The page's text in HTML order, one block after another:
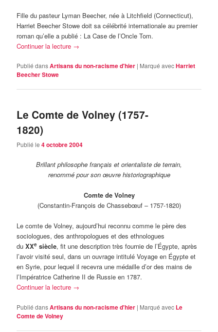
Fille du pasteur Lyman Beecher, née à Litchfield (Connecticut),
Harriet Beecher Stowe doit sa célébrité internationale au premier
roman qu’elle a publié : La Case de l’Oncle Tom.
Continuer la lecture →
Publié dansArtisans du non-racisme d'hier | Marqué avecHarriet
Beecher Stowe
Le Comte de Volney (1757-
1820)
Publié le4 octobre 2004
Brillant philosophe français et orientaliste de terrain,
renommé pour son œuvre historiographique
Comte de Volney
(Constantin-François de Chassebœuf – 1757-1820)
Le comte de Volney, aujourd’hui reconnu comme le père des
sociologues, des anthropologues et des ethnologues
duXXe siècle, fit une description très fournie de l’Égypte, après
l’avoir visité seul, dans un ouvrage intitulé Voyage en Égypte et
en Syrie, pour lequel il recevra une médaille d’or des mains de
l’Impératrice Catherine II de Russie en 1787.
Continuer la lecture →
Publié dansArtisans du non-racisme d'hier | Marqué avec Le
Comte de Volney